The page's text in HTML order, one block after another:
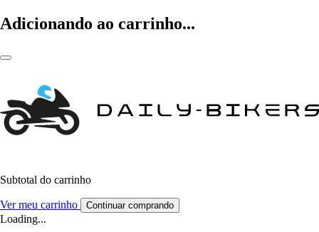
Adicionando ao carrinho...
Subtotal do carrinho
Ver meu carrinho Continuar comprando
Loading...